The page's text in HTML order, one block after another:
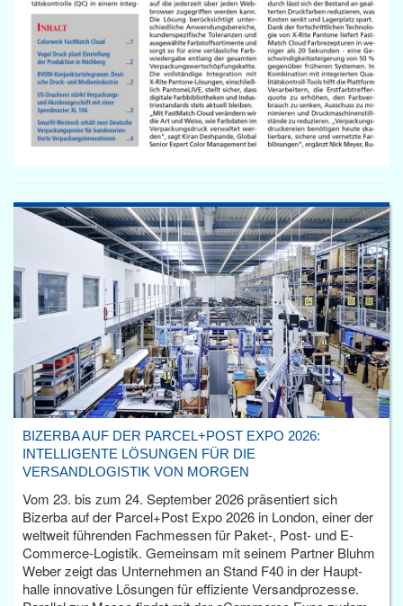
BIZERBA AUF DER PARCEL+POST EXPO 2026:
INTELLIGENTE LÖSUNGEN FÜR DIE
VERSANDLOGISTIK VON MORGEN
Vom 23. bis zum 24. September 2026 präsentiert sich
Bizerba auf der Parcel+Post Expo 2026 in London, einer der
weltweit führenden Fachmessen für Paket-, Post- und E-
Commerce-Logistik. Gemeinsam mit seinem Partner Bluhm
Weber zeigt das Unternehmen an Stand F40 in der Haupt­
halle innovative Lösungen für effiziente Versandprozesse.